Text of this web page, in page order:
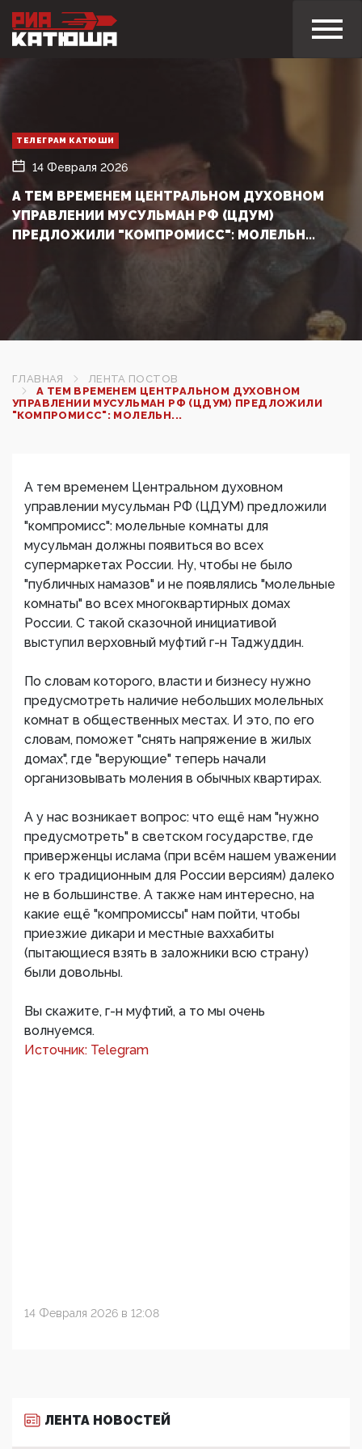
ТЕЛЕГРАМ КАТЮШИ
14 Февраля 2026
А ТЕМ ВРЕМЕНЕМ ЦЕНТРАЛЬНОМ ДУХОВНОМ
УПРАВЛЕНИИ МУСУЛЬМАН РФ (ЦДУМ)
ПРЕДЛОЖИЛИ "КОМПРОМИСС": МОЛЕЛЬН...
ГЛАВНАЯ
ЛЕНТА ПОСТОВ
А ТЕМ ВРЕМЕНЕМ ЦЕНТРАЛЬНОМ ДУХОВНОМ
УПРАВЛЕНИИ МУСУЛЬМАН РФ (ЦДУМ) ПРЕДЛОЖИЛИ
"КОМПРОМИСС": МОЛЕЛЬН...
А тем временем Центральном духовном
управлении мусульман РФ (ЦДУМ) предложили
"компромисс": молельные комнаты для
мусульман должны появиться во всех
супермаркетах России. Ну, чтобы не было
"публичных намазов" и не появлялись "молельные
комнаты" во всех многоквартирных домах
России. С такой сказочной инициативой
выступил верховный муфтий г-н Таджуддин.
По словам которого, власти и бизнесу нужно
предусмотреть наличие небольших молельных
комнат в общественных местах. И это, по его
словам, поможет "снять напряжение в жилых
домах", где "верующие" теперь начали
организовывать моления в обычных квартирах.
А у нас возникает вопрос: что ещё нам "нужно
предусмотреть" в светском государстве, где
приверженцы ислама (при всём нашем уважении
к его традиционным для России версиям) далеко
не в большинстве. А также нам интересно, на
какие ещё "компромиссы" нам пойти, чтобы
приезжие дикари и местные ваххабиты
(пытающиеся взять в заложники всю страну)
были довольны.
Вы скажите, г-н муфтий, а то мы очень
волнуемся.
Источник: Telegram
14 Февраля 2026 в 12:08
ЛЕНТА НОВОСТЕЙ